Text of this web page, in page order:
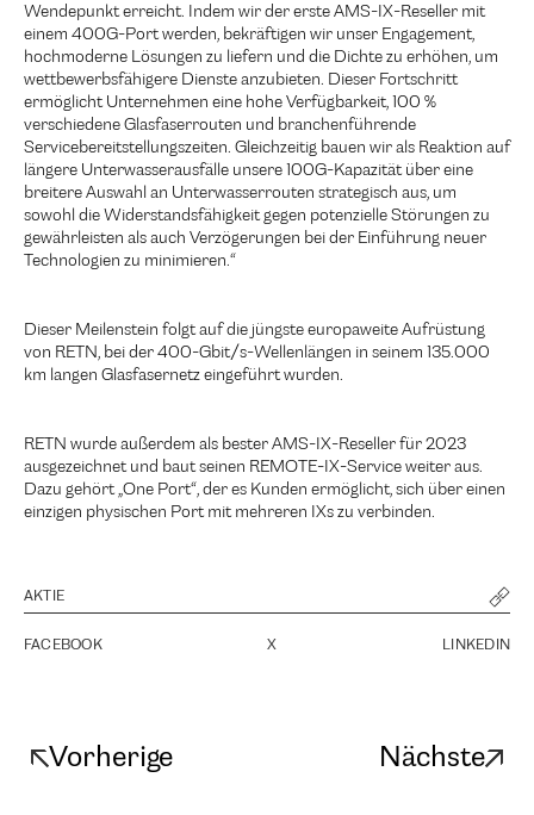
Wendepunkt erreicht. Indem wir der erste AMS-IX-Reseller mit
einem 400G-Port werden, bekräftigen wir unser Engagement,
hochmoderne Lösungen zu liefern und die Dichte zu erhöhen, um
wettbewerbsfähigere Dienste anzubieten. Dieser Fortschritt
ermöglicht Unternehmen eine hohe Verfügbarkeit, 100 %
verschiedene Glasfaserrouten und branchenführende
Servicebereitstellungszeiten. Gleichzeitig bauen wir als Reaktion auf
längere Unterwasserausfälle unsere 100G-Kapazität über eine
breitere Auswahl an Unterwasserrouten strategisch aus, um
sowohl die Widerstandsfähigkeit gegen potenzielle Störungen zu
gewährleisten als auch Verzögerungen bei der Einführung neuer
Technologien zu minimieren.“
Dieser Meilenstein folgt auf die jüngste europaweite Aufrüstung
von RETN, bei der 400-Gbit/s-Wellenlängen in seinem 135.000
km langen Glasfasernetz eingeführt wurden.
RETN wurde außerdem als bester AMS-IX-Reseller für 2023
ausgezeichnet und baut seinen REMOTE-IX-Service weiter aus.
Dazu gehört „One Port“, der es Kunden ermöglicht, sich über einen
einzigen physischen Port mit mehreren IXs zu verbinden.
AKTIE
FACEBOOK X LINKEDIN
Vorherige Nächste